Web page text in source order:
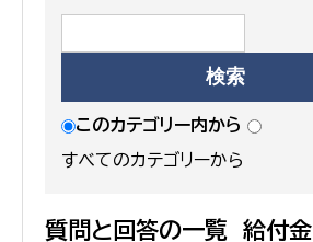
このカテゴリー内から
すべてのカテゴリーから
質問と回答の一覧 給付金